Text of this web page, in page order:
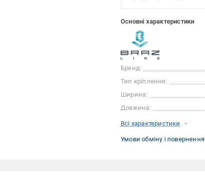
Основні характеристики
Бренд:
Тип кріплення:
Ширина:
Довжина:
Всі характеристики
Умови обміну і повернення